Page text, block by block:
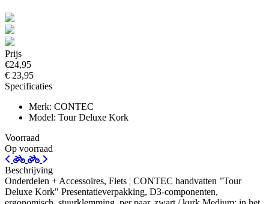
Prijs
€24,95
€ 23,95
Specificaties
Merk: CONTEC
Model: Tour Deluxe Kork
Voorraad
Op voorraad
Beschrijving
Onderdelen + Accessoires, Fiets ¦ CONTEC handvatten "Tour
Deluxe Kork" Presentatieverpakking, D3-componenten,